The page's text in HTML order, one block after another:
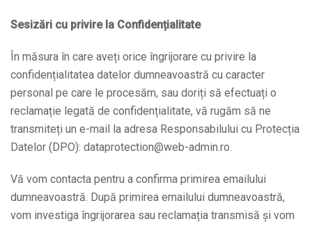
Sesizări cu privire la Confidențialitate
În măsura în care aveți orice îngrijorare cu privire la
confidențialitatea datelor dumneavoastră cu caracter
personal pe care le procesăm, sau doriți să efectuați o
reclamație legată de confidențialitate, vă rugăm să ne
transmiteți un e-mail la adresa Responsabilului cu Protecția
Datelor (DPO): dataprotection@web-admin.ro.
Vă vom contacta pentru a confirma primirea emailului
dumneavoastră. După primirea emailului dumneavoastră,
vom investiga îngrijorarea sau reclamația transmisă și vom